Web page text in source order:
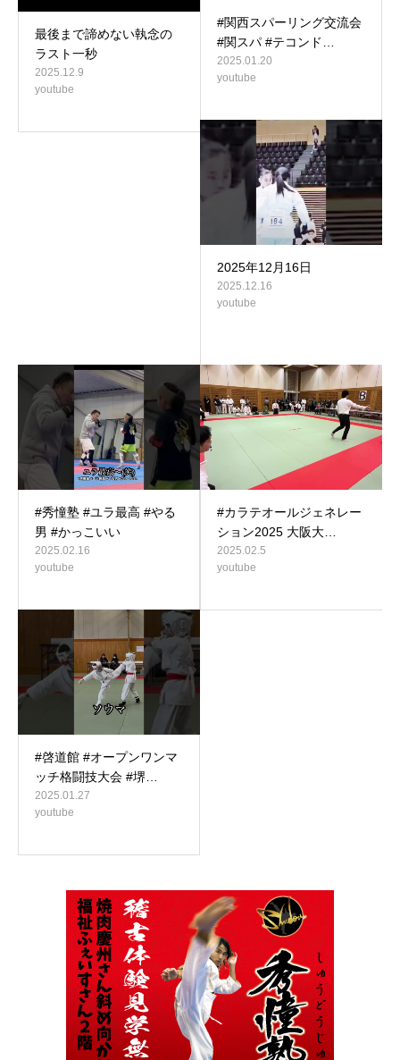
最後まで諦めない執念の
ラスト一秒
2025.12.9
youtube
#関西スパーリング交流会
#関スパ #テコンド…
2025.01.20
youtube
2025年12月16日
2025.12.16
youtube
#秀憧塾 #ユラ最高 #やる
男 #かっこいい
2025.02.16
youtube
#カラテオールジェネレー
ション2025 大阪大…
2025.02.5
youtube
#啓道館 #オープンワンマ
ッチ格闘技大会 #堺…
2025.01.27
youtube